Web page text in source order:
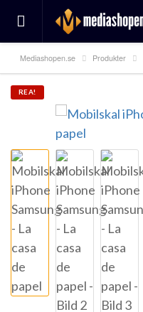
Mediashopen.se Produkter
REA!